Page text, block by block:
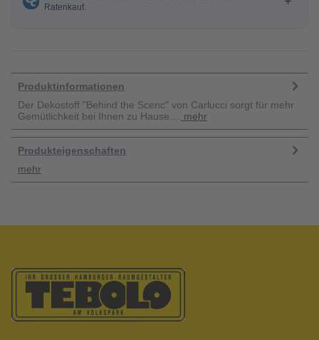
Produktinformationen
Der Dekostoff "Behind the Scenc" von Carlucci sorgt für mehr
Gemütlichkeit bei Ihnen zu Hause....
mehr
Produkteigenschaften
mehr